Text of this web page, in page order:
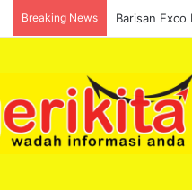
Breaking News